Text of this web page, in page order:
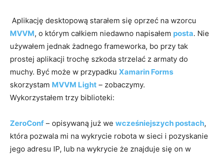
Aplikację desktopową starałem się oprzeć na wzorcu
MVVM, o którym całkiem niedawno napisałem posta. Nie
używałem jednak żadnego frameworka, bo przy tak
prostej aplikacji trochę szkoda strzelać z armaty do
muchy. Być może w przypadku Xamarin Forms
skorzystam MVVM Light – zobaczymy.
Wykorzystałem trzy biblioteki:
ZeroConf – opisywaną już we wcześniejszych postach,
która pozwala mi na wykrycie robota w sieci i pozyskanie
jego adresu IP, lub na wykrycie że znajduje się on w